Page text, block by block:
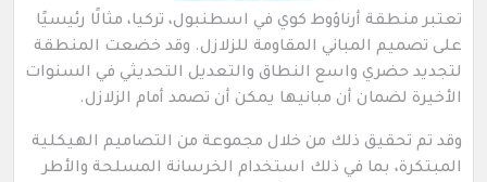
تعتبر منطقة أرناؤوط كوي في اسطنبول، تركيا، مثالًا رئيسيًا
على تصميم المباني المقاومة للزلازل. وقد خضعت المنطقة
لتجديد حضري واسع النطاق والتعديل التحديثي في السنوات
الأخيرة لضمان أن مبانيها يمكن أن تصمد أمام الزلازل.
وقد تم تحقيق ذلك من خلال مجموعة من التصاميم الهيكلية
المبتكرة، بما في ذلك استخدام الخرسانة المسلحة والأطر